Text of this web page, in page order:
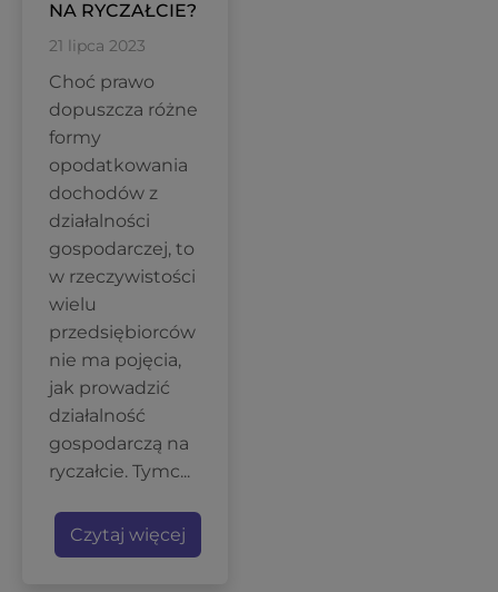
NA RYCZAŁCIE?
21 lipca 2023
Choć prawo
dopuszcza różne
formy
opodatkowania
dochodów z
działalności
gospodarczej, to
w rzeczywistości
wielu
przedsiębiorców
nie ma pojęcia,
jak prowadzić
działalność
gospodarczą na
ryczałcie. Tymc...
Czytaj więcej